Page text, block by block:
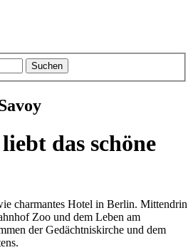
das schöne
charmantes Hotel in Berlin. Mittendrin
Zoo und dem Leben am
der Gedächtniskirche und dem